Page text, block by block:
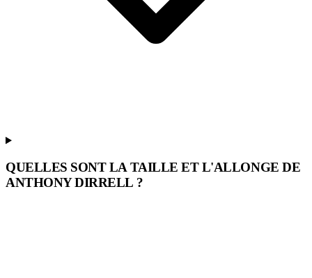
QUELLES SONT LA TAILLE ET L'ALLONGE DE
ANTHONY DIRRELL ?